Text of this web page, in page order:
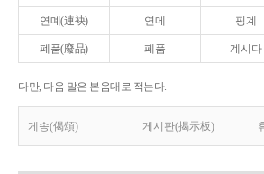
연몌(連袂) 연메 핑계
폐품(廢品) 페품 계시다
다만, 다음 말은 본음대로 적는다.
게송(偈頌) 게시판(揭示板)